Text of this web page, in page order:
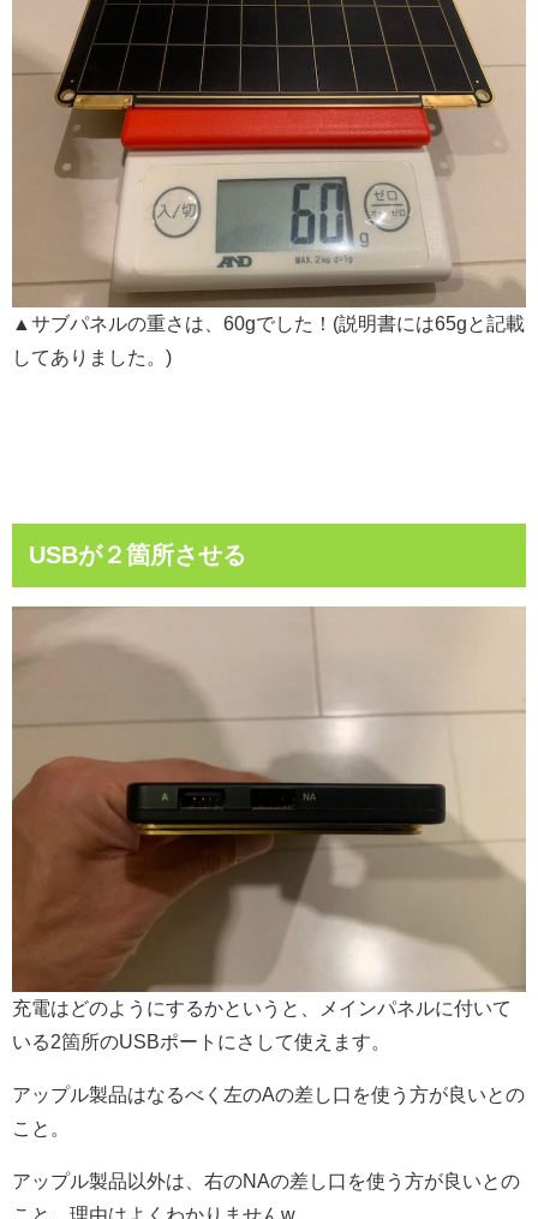
▲サブパネルの重さは、60gでした！(説明書には65gと記載
してありました。)
USBが２箇所させる
充電はどのようにするかというと、メインパネルに付いて
いる2箇所のUSBポートにさして使えます。
アップル製品はなるべく左のAの差し口を使う方が良いとの
こと。
アップル製品以外は、右のNAの差し口を使う方が良いとの